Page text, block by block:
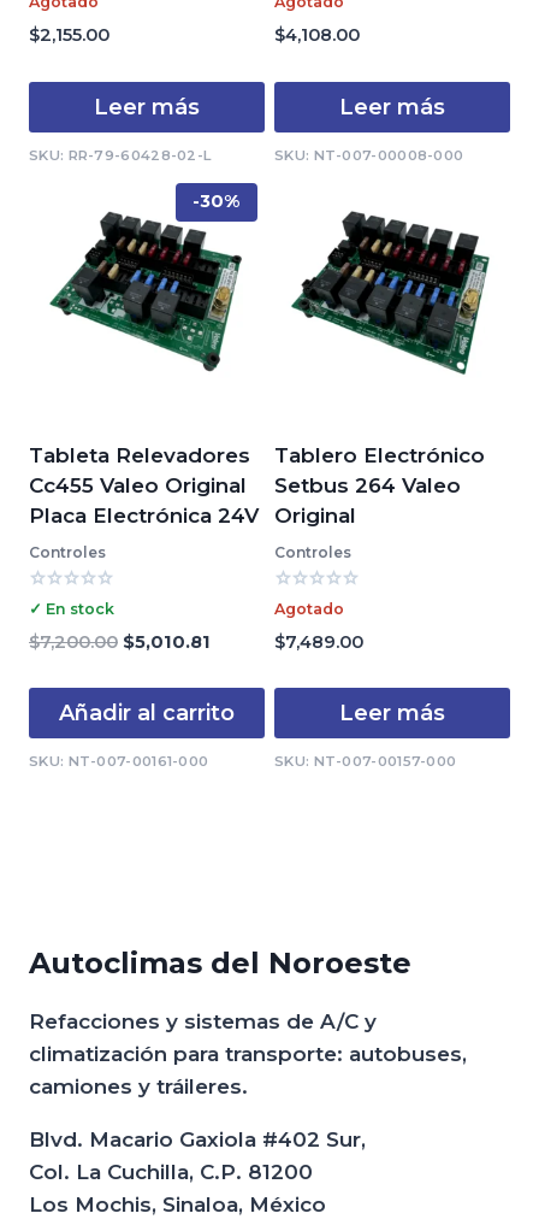
con
0
de
$2,155.00
Leer más
SKU: RR-79-60428-02-L
con
0
de
$4,108.00
Leer más
SKU: NT-007-00008-000
-30%
Tableta Relevadores
Cc455 Valeo Original
Placa Electrónica 24V
Controles
Valorado
0
de
✓ En stock
$7,200.00 El
era:
$7,200.00.
$5,010.81
actual
es:
$5,010.81.
Añadir al carrito
SKU: NT-007-00161-000
Tablero Electrónico
Setbus 264 Valeo
Original
Controles
Valorado
con
0
de
Agotado
$7,489.00
Leer más
SKU: NT-007-00157-000
Autoclimas del Noroeste
Refacciones y sistemas de A/C y
climatización para transporte: autobuses,
camiones y tráileres.
Blvd. Macario Gaxiola #402 Sur,
Col. La Cuchilla, C.P. 81200
Los Mochis, Sinaloa, México